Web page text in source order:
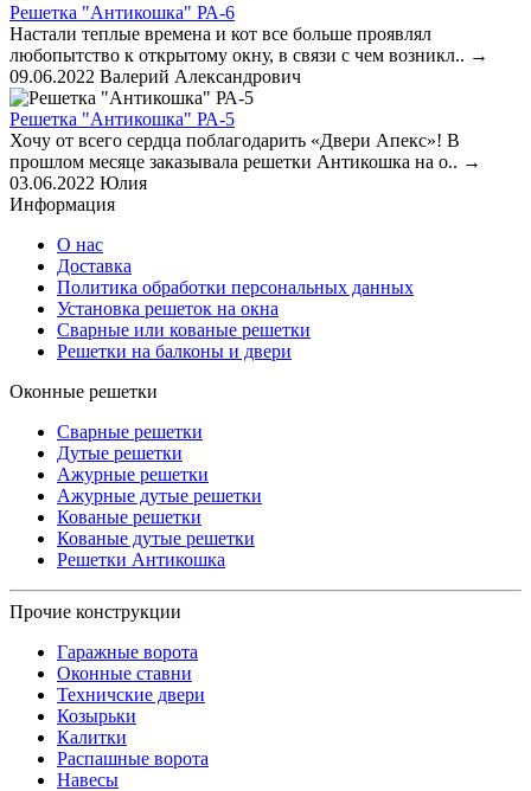
Решетка "Антикошка" РА-6
Настали теплые времена и кот все больше проявлял
любопытство к открытому окну, в связи с чем возникл.. →
09.06.2022 Валерий Александрович
Решетка "Антикошка" РА-5
Хочу от всего сердца поблагодарить «Двери Апекс»! В
прошлом месяце заказывала решетки Антикошка на о.. →
03.06.2022 Юлия
Информация
О нас
Доставка
Политика обработки персональных данных
Установка решеток на окна
Сварные или кованые решетки
Решетки на балконы и двери
Оконные решетки
Сварные решетки
Дутые решетки
Ажурные решетки
Ажурные дутые решетки
Кованые решетки
Кованые дутые решетки
Решетки Антикошка
Прочие конструкции
Гаражные ворота
Оконные ставни
Техничские двери
Козырьки
Калитки
Распашные ворота
Навесы